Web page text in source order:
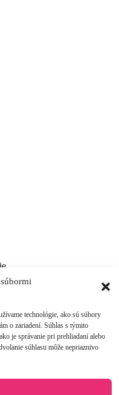
technológie, ako sú súbory
o zariadení. Súhlas s týmito
je správanie pri prehliadaní alebo
súhlasu môže nepriaznivo
|Obchodné podmienky